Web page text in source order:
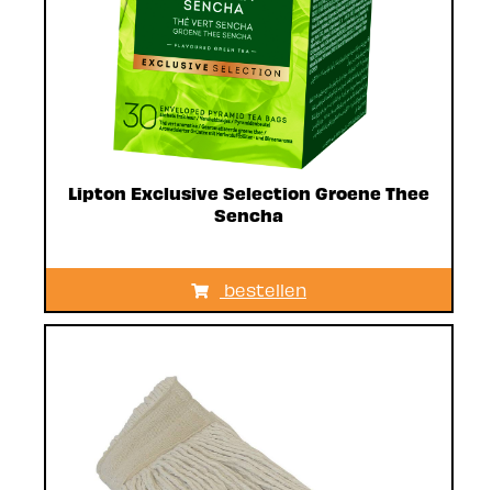
Lipton Exclusive Selection Groene Thee
Sencha
bestellen